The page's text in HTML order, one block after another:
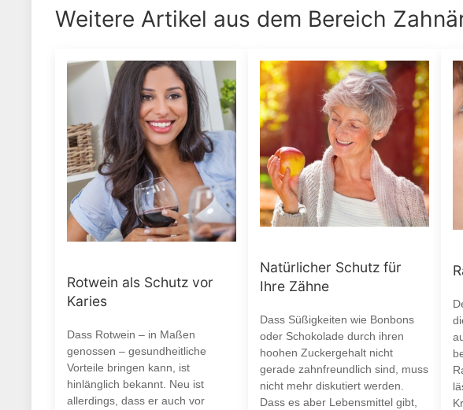
Weitere Artikel aus dem Bereich
Rotwein als Schutz vor
Karies
Dass Rotwein – in Maßen
genossen – gesundheitliche
Vorteile bringen kann, ist
hinlänglich bekannt. Neu ist
allerdings, dass er auch vor
Natürlicher Schutz für
Ihre Zähne
Dass Süßigkeiten wie Bonbons
oder Schokolade durch ihren
hoohen Zuckergehalt nicht
gerade zahnfreundlich sind, muss
nicht mehr diskutiert werden.
Dass es aber Lebensmittel gibt,